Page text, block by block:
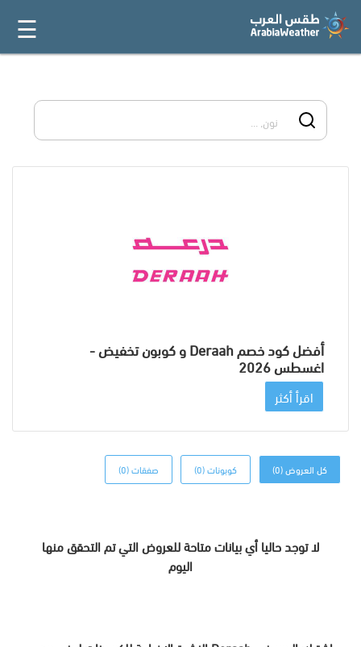
القائمة
أفضل 20
المتاجر
☰
أفضل كود خصم Deraah و كوبون تخفيض -
اغسطس 2026
اقرأ أكثر
كل العروض (0) كوبونات (0) صفقات (0)
لا توجد حاليا أي بيانات متاحة للعروض التي تم التحقق منها
اليوم